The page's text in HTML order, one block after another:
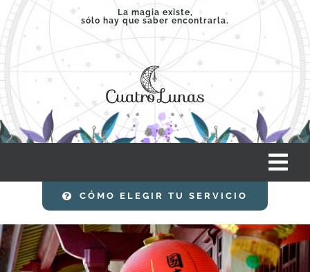
Saltar
contenido
La magia existe,
sólo hay que saber encontrarla.
INICIO
SERVICIOS
CÓMO ELEGIR TU SERVICIO